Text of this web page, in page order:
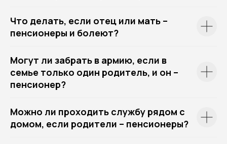
Что делать, если отец или мать –
пенсионеры и болеют?
Могут ли забрать в армию, если в
семье только один родитель, и он –
пенсионер?
Можно ли проходить службу рядом с
домом, если родители – пенсионеры?